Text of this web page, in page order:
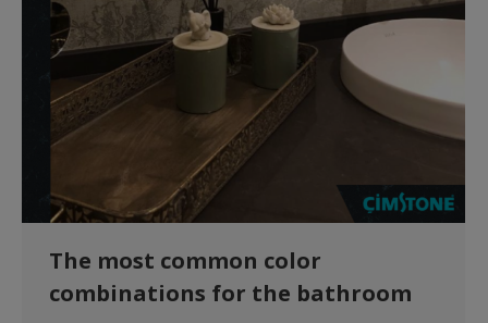
The most common color
combinations for the bathroom